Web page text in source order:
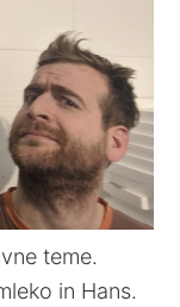
teme.
in Hans.